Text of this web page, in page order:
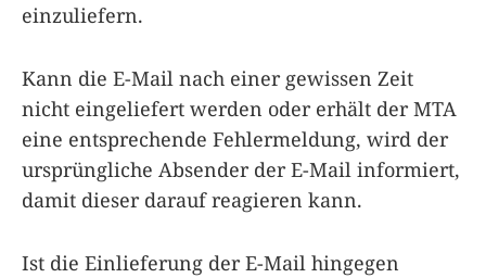
einzuliefern.
Kann die E-Mail nach einer gewissen Zeit
nicht eingeliefert werden oder erhält der MTA
eine entsprechende Fehlermeldung, wird der
ursprüngliche Absender der E-Mail informiert,
damit dieser darauf reagieren kann.
Ist die Einlieferung der E-Mail hingegen